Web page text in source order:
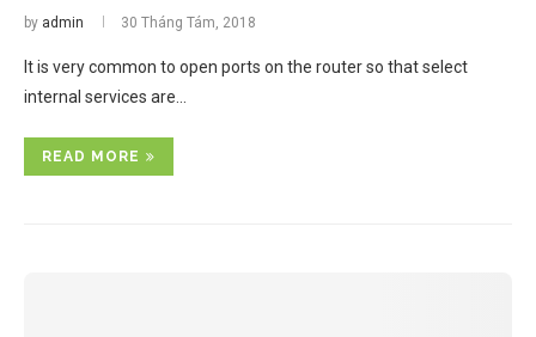
by admin 30 Tháng Tám, 2018
It is very common to open ports on the router so that select
internal services are…
READ MORE